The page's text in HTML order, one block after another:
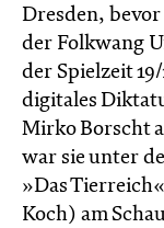
Dresden, bevor
der Folkwang
der Spielzeit
digitales
Mirko Borscht
war sie unter
»Das
Koch) am